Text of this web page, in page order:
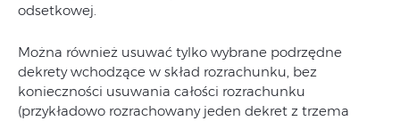
odsetkowej.
Można również usuwać tylko wybrane podrzędne
dekrety wchodzące w skład rozrachunku, bez
konieczności usuwania całości rozrachunku
(przykładowo rozrachowany jeden dekret z trzema